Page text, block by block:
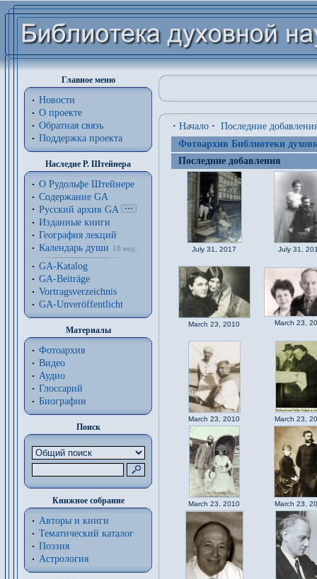
Главное меню
Новости
О проекте
Обратная связь
Поддержка проекта
Наследие Р. Штейнера
О Рудольфе Штейнере
Содержание GA
Русский архив GA
Изданные книги
География лекций
Календарь души
18 нед.
GA-Katalog
GA-Beiträge
Vortragsverzeichnis
GA-Unveröffentlicht
Материалы
Фотоархив
Видео
Аудио
Глоссарий
Биографии
Поиск
Книжное собрание
Авторы и книги
Тематический каталог
Поэзия
Астрология
· Начало · Последние
Фотоархив Библиотеки
Последние добавления
July 31, 2017 July 31,
March 23, 2010 March 23,
March 23, 2010 March 23,
March 23, 2010 March 23,